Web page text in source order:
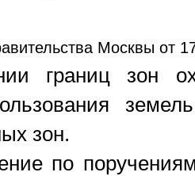
Москвы от
границ зон
зон.
по